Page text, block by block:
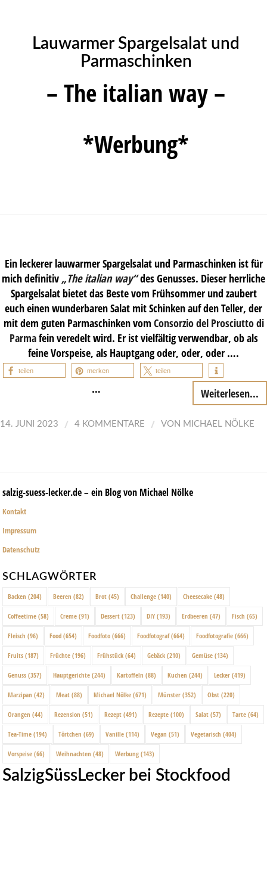
Lauwarmer Spargelsalat und
Parmaschinken
– The italian way –
*Werbung*
Ein leckerer lauwarmer Spargelsalat und Parmaschinken ist für
mich definitiv „The italian way“des Genusses. Dieser herrliche
Spargelsalat bietet das Beste vom Frühsommer und zaubert
euch einen wunderbaren Salat mit Schinken auf den Teller, der
mit dem guten Parmaschinken vom Consorzio del Prosciutto di
Parmafein veredelt wird. Er ist vielfältig verwendbar, ob als
feine Vorspeise, als Hauptgang oder, oder, oder ….
teilen merken teilen
… Weiterlesen...
14. JUNI 2023 / 4 KOMMENTARE / VON MICHAEL NÖLKE
salzig-suess-lecker.de – ein Blog von Michael Nölke
Kontakt
Impressum
Datenschutz
SCHLAGWÖRTER
Backen (204) Beeren (82) Brot (45) Challenge (140) Cheesecake (48)
Coffeetime (58) Creme (91) Dessert (123) DIY (193) Erdbeeren (47) Fisch (65)
Fleisch (96) Food (654) Foodfoto (666) Foodfotograf(664) Foodfotografie (666)
Fruits (187) Früchte (196) Frühstück (64) Gebäck (210) Gemüse (134)
Genuss (357) Hauptgerichte (244) Kartoffeln (88) Kuchen (244) Lecker (419)
Marzipan (42) Meat (88) Michael Nölke (671) Münster (352) Obst (220)
Orangen (44) Rezension (51) Rezept (491) Rezepte (100) Salat (57) Tarte (64)
Tea-Time (194) Törtchen (69) Vanille (114) Vegan (51) Vegetarisch (404)
Vorspeise (66) Weihnachten (48) Werbung (143)
SalzigSüssLecker bei Stockfood